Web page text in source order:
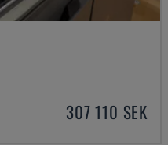
307 110 SEK